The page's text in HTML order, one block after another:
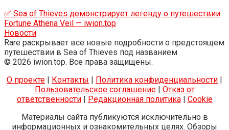
✅ Sea of ​​Thieves демонстрирует легенду о путешествии
Fortune Athena Veil — iwion.top
Новости
Rare раскрывает все новые подробности о предстоящем
путешествии в Sea of ​​Thieves под названием
© 2026 iwion.top. Все права защищены.
О проекте
Контакты Политика конфиденциальности
Пользовательское соглашение| Отказ от
ответственности| Редакционная политика| Cookie
Материалы сайта публикуются исключительно в
информационных и ознакомительных целях. Обзоры